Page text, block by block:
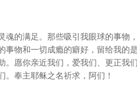
魂的满足。那些吸引我眼球的事物
事物和一切成瘾的癖好，留给我的
。愿你亲近我们，爱我们、更正我
奉主耶稣之名祈求，阿们！